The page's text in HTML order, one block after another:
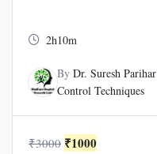
2h10m
By Dr. Suresh Parihar
Control Techniques
₹3000 Original
₹1000